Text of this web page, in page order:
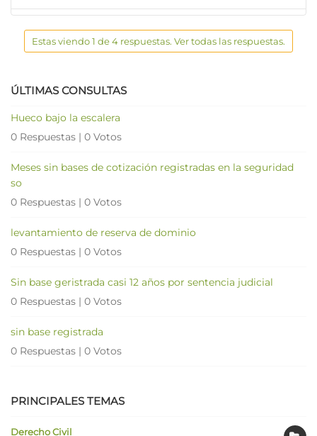
Estas viendo 1 de 4 respuestas. Ver todas las respuestas.
ÚLTIMAS CONSULTAS
Hueco bajo la escalera
0 Respuestas | 0 Votos
Meses sin bases de cotización registradas en la seguridad
so
0 Respuestas | 0 Votos
levantamiento de reserva de dominio
0 Respuestas | 0 Votos
Sin base geristrada casi 12 años por sentencia judicial
0 Respuestas | 0 Votos
sin base registrada
0 Respuestas | 0 Votos
PRINCIPALES TEMAS
Derecho Civil